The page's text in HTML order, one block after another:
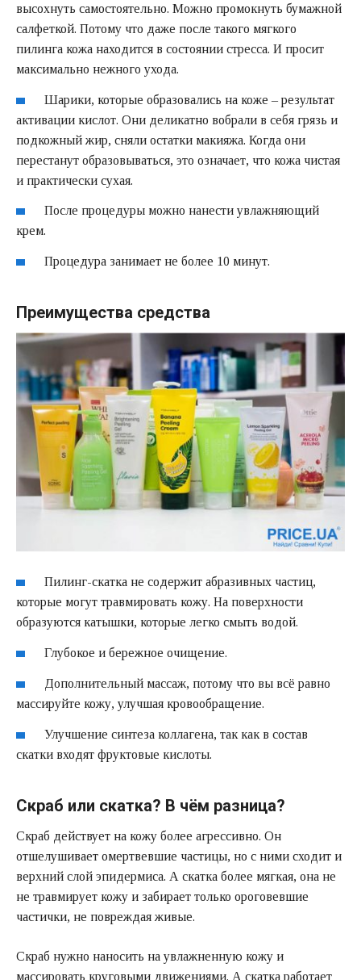
высохнуть самостоятельно. Можно промокнуть бумажной
салфеткой. Потому что даже после такого мягкого
пилинга кожа находится в состоянии стресса. И просит
максимально нежного ухода.
Шарики, которые образовались на коже – результат
активации кислот. Они деликатно вобрали в себя грязь и
подкожный жир, сняли остатки макияжа. Когда они
перестанут образовываться, это означает, что кожа чистая
и практически сухая.
После процедуры можно нанести увлажняющий
крем.
Процедура занимает не более 10 минут.
Преимущества средства
Пилинг-скатка не содержит абразивных частиц,
которые могут травмировать кожу. На поверхности
образуются катышки, которые легко смыть водой.
Глубокое и бережное очищение.
Дополнительный массаж, потому что вы всё равно
массируйте кожу, улучшая кровообращение.
Улучшение синтеза коллагена, так как в состав
скатки входят фруктовые кислоты.
Скраб или скатка? В чём разница?
Скраб действует на кожу более агрессивно. Он
отшелушивает омертвевшие частицы, но с ними сходит и
верхний слой эпидермиса. А скатка более мягкая, она не
не травмирует кожу и забирает только ороговевшие
частички, не повреждая живые.
Скраб нужно наносить на увлажненную кожу и
массировать круговыми движениями. А скатка работает